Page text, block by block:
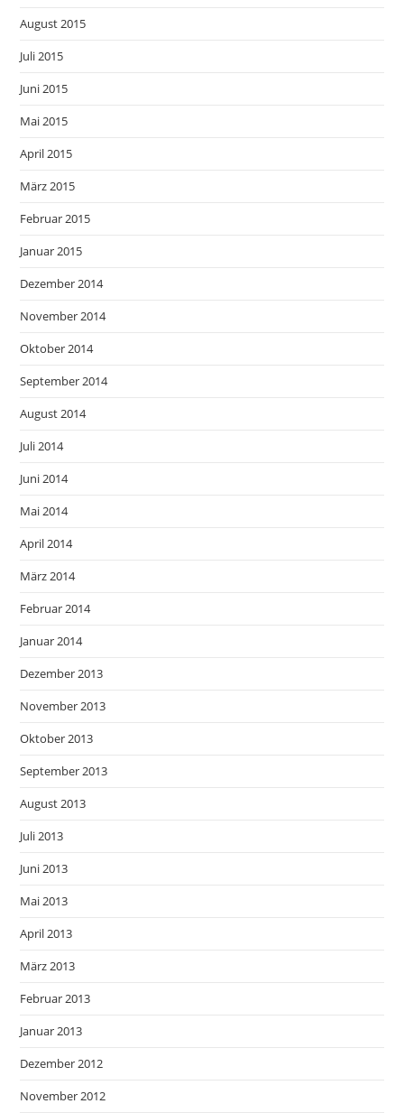
August 2015
Juli 2015
Juni 2015
Mai 2015
April 2015
März 2015
Februar 2015
Januar 2015
Dezember 2014
November 2014
Oktober 2014
September 2014
August 2014
Juli 2014
Juni 2014
Mai 2014
April 2014
März 2014
Februar 2014
Januar 2014
Dezember 2013
November 2013
Oktober 2013
September 2013
August 2013
Juli 2013
Juni 2013
Mai 2013
April 2013
März 2013
Februar 2013
Januar 2013
Dezember 2012
November 2012